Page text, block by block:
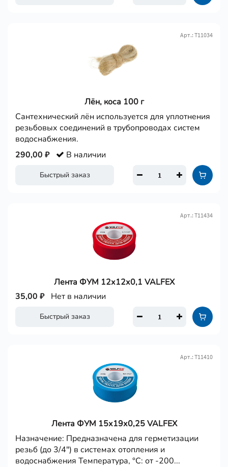
Лён, коса 100 г
Арт.: Т11034
Сантехнический лён используется для уплотнения
резьбовых соединений в трубопроводах систем
водоснабжения.
Быстрый заказ
290,00 ₽ В наличии
Лента ФУМ 12х12х0,1 VALFEX
Арт.: Т11434
Быстрый заказ
35,00 ₽ Нет в наличии
Лента ФУМ 15х19х0,25 VALFEX
Арт.: Т11410
Назначение: Предназначена для герметизации
резьб (до 3/4") в системах отопления и
водоснабжения Температура, °С: от -200...